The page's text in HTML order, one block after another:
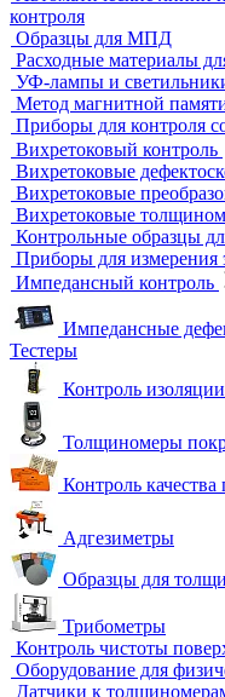
Контроль
Образцы для ЦД
Пенетрант, проявитель,
Ультрафиолетовые
Принадлежности для
Индукционные
Нагреватели для
Магнитный контроль
Магнитопорошковые
Магнитные
Магнитометры,
Автоматические линии
контроля
Образцы для МПД
Расходные материалы
УФ-лампы и светильники
Метод магнитной памяти
Приборы для контроля
Вихретоковый контроль
Вихретоковые
Вихретоковые
Вихретоковые
Контрольные образцы
Приборы для измерения
Импедансный контроль
Импедансные
Тестеры
Контроль